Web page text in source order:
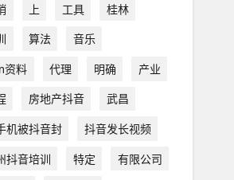
上 工具
桂林
算法
音乐
资料
代理 明确
产业
房地产抖音
武昌
机被抖音封
抖音发长视频
抖音培训 特定
有限公司